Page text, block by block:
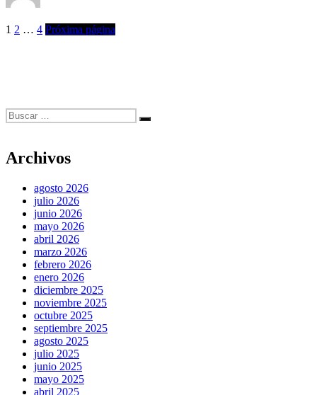
Paginación
Página
1 Página
2 … Página
4 Próxima página
Buscar
por:
Buscar
Archivos
agosto 2026
julio 2026
junio 2026
mayo 2026
abril 2026
marzo 2026
febrero 2026
enero 2026
diciembre 2025
noviembre 2025
octubre 2025
septiembre 2025
agosto 2025
julio 2025
junio 2025
mayo 2025
abril 2025